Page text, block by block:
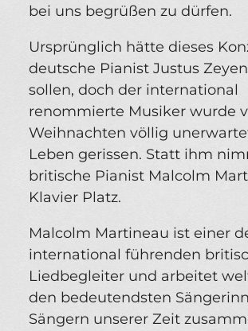
bei uns begrüßen zu dürfen.
Ursprünglich hätte dieses
deutsche Pianist Justus
sollen, doch der international
renommierte Musiker wurde
Weihnachten völlig
Leben gerissen. Statt ihm
britische Pianist Malcolm
Klavier Platz.
Malcolm Martineau ist einer
international führenden
Liedbegleiter und arbeitet
den bedeutendsten
Sängern unserer Zeit